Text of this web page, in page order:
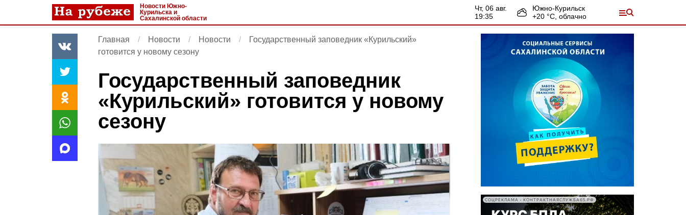
Новости Южно-
Курильска и
Сахалинской области
чт, 06 авг.
19:35
Южно-Курильск
+20 °С, облачно
Главная Новости Новости
Государственный заповедник «Курильский»
готовится у новому сезону
Государственный заповедник
«Курильский» готовится у новому
сезону
СОЦРЕКЛАМА • КОНТРАКТНАЯСЛУЖБА65.РФ